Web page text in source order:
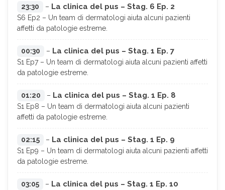
23:30 – La clinica del pus – Stag. 6 Ep. 2
S6 Ep2 – Un team di dermatologi aiuta alcuni pazienti
affetti da patologie estreme.
00:30 – La clinica del pus – Stag. 1 Ep. 7
S1 Ep7 – Un team di dermatologi aiuta alcuni pazienti affetti
da patologie estreme.
01:20 – La clinica del pus – Stag. 1 Ep. 8
S1 Ep8 – Un team di dermatologi aiuta alcuni pazienti
affetti da patologie estreme.
02:15 – La clinica del pus – Stag. 1 Ep. 9
S1 Ep9 – Un team di dermatologi aiuta alcuni pazienti affetti
da patologie estreme.
03:05 – La clinica del pus – Stag. 1 Ep. 10